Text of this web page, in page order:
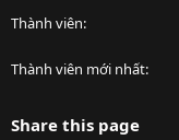
Thành viên
Thành viên mới nhất
Share this page